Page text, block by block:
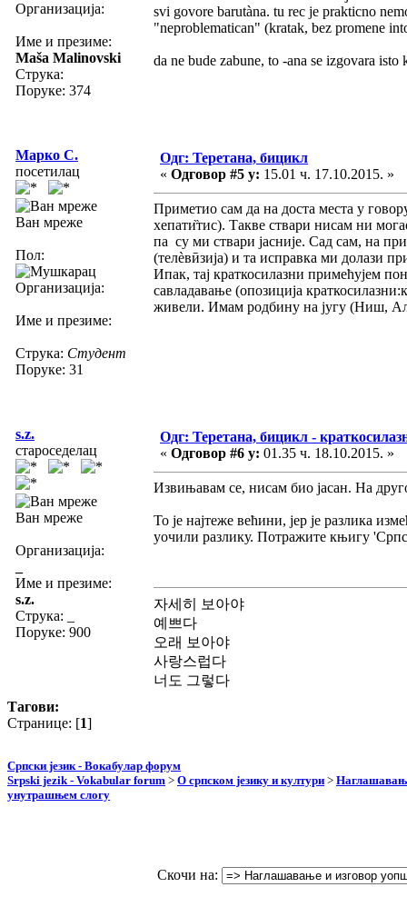
Организација:
Име и презиме:
Maša Malinovski
Струка:
Поруке: 374
svi govore barutàna. tu rec je prakticno
"neproblematican" (kratak, bez promene
da ne bude zabune, to -ana se izgovara
Марко С.
посетилац
Ван мреже
Пол:
Организација:
Име и презиме:
Струка: Студент
Поруке: 31
Одг: Теретана, бицикл
« Одговор #5 у: 15.01 ч. 17.10.2015. »
Приметио сам да на доста места у
хепати̏тис). Такве ствари нисам ни
па су ми ствари јасније. Сад сам, на
(телѐвӣзија) и та исправка ми долази
Ипак, тај краткосилазни примећујем
савладавање (опозиција
живели. Имам родбину на југу (Ниш,
s.z.
староседелац
Ван мреже
Организација:
Име и презиме:
s.z.
Струка:
Поруке: 900
Одг: Теретана, бицикл -
« Одговор #6 у: 01.35 ч. 18.10.2015. »
Извињавам се, нисам био јасан. На
То је најтеже већини, јер је разлика
уочили разлику. Потражите књигу
자세히 보아야
예쁘다
오래 보아야
사랑스럽다
너도 그렇다
Тагови:
Странице: [1]
Српски језик - Вокабулар форум
Srpski jezik - Vokabular forum > О српском језику и култури >
унутрашњем слогу
Скочи на: